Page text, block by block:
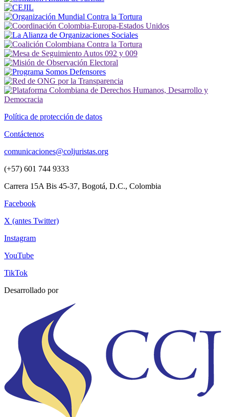
Política de protección de datos
Contáctenos
comunicaciones@coljuristas.org
(+57) 601 744 9333
Carrera 15A Bis 45-37, Bogotá, D.C., Colombia
Facebook
X (antes Twitter)
Instagram
YouTube
TikTok
Desarrollado por